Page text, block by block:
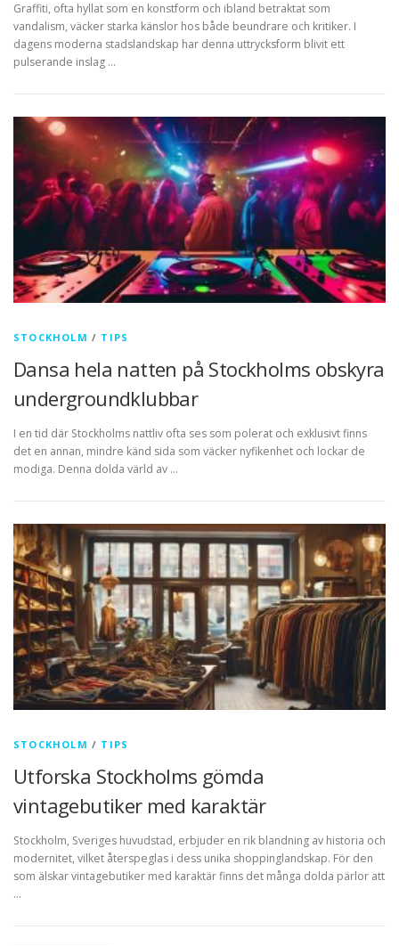
Graffiti, ofta hyllat som en konstform och ibland betraktat som
vandalism, väcker starka känslor hos både beundrare och kritiker. I
dagens moderna stadslandskap har denna uttrycksform blivit ett
pulserande inslag …
STOCKHOLM / TIPS
Dansa hela natten på Stockholms obskyra
undergroundklubbar
I en tid där Stockholms nattliv ofta ses som polerat och exklusivt finns
det en annan, mindre känd sida som väcker nyfikenhet och lockar de
modiga. Denna dolda värld av …
STOCKHOLM / TIPS
Utforska Stockholms gömda
vintagebutiker med karaktär
Stockholm, Sveriges huvudstad, erbjuder en rik blandning av historia och
modernitet, vilket återspeglas i dess unika shoppinglandskap. För den
som älskar vintagebutiker med karaktär finns det många dolda pärlor att
…